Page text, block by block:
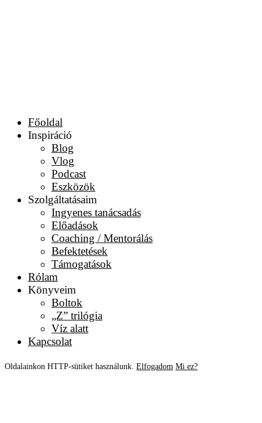
Főoldal
Inspiráció
Blog
Vlog
Podcast
Eszközök
Szolgáltatásaim
Ingyenes tanácsadás
Előadások
Coaching / Mentorálás
Befektetések
Támogatások
Rólam
Könyveim
Boltok
„Z” trilógia
Víz alatt
Kapcsolat
Oldalainkon HTTP-sütiket használunk. Elfogadom Mi ez?